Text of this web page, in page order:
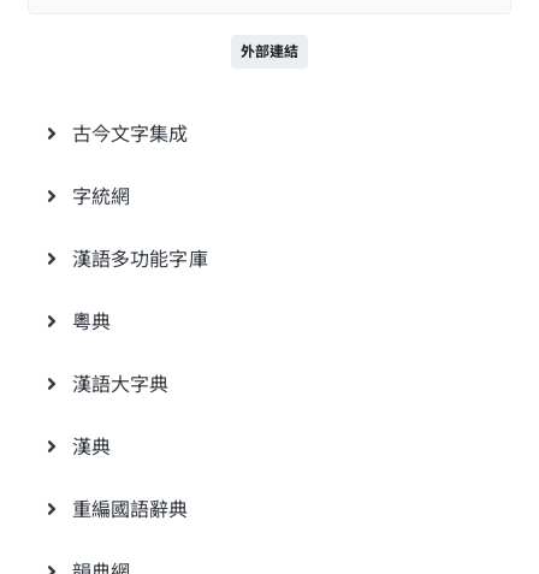
外部連結
古今文字集成
字統網
漢語多功能字庫
粵典
漢語大字典
漢典
重編國語辭典